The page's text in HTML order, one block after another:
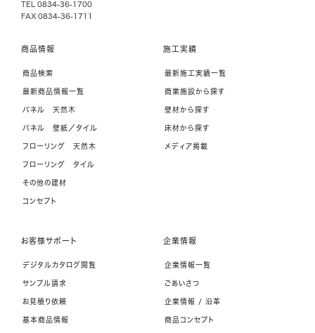
TEL 0834-36-1700
FAX 0834-36-1711
商品情報
商品検索
最新商品情報一覧
パネル 天然木
パネル 壁紙／タイル
フローリング 天然木
フローリング タイル
その他の建材
コンセプト
施工実績
最新施工実績一覧
商業施設から探す
壁材から探す
床材から探す
メディア掲載
お客様サポート
デジタルカタログ閲覧
サンプル請求
お見積り依頼
基本商品情報
企業情報
企業情報一覧
ごあいさつ
企業情報 / 沿革
商品コンセプト